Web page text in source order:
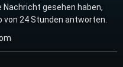
gesehen haben,
von 24 Stunden antworten.